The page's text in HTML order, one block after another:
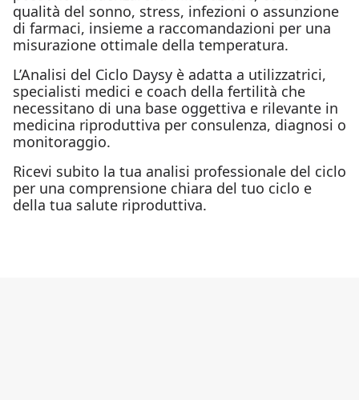
qualità del sonno, stress, infezioni o assunzione
di farmaci, insieme a raccomandazioni per una
misurazione ottimale della temperatura.
L’Analisi del Ciclo Daysy è adatta a utilizzatrici,
specialisti medici e coach della fertilità che
necessitano di una base oggettiva e rilevante in
medicina riproduttiva per consulenza, diagnosi o
monitoraggio.
Ricevi subito la tua analisi professionale del ciclo
per una comprensione chiara del tuo ciclo e
della tua salute riproduttiva.